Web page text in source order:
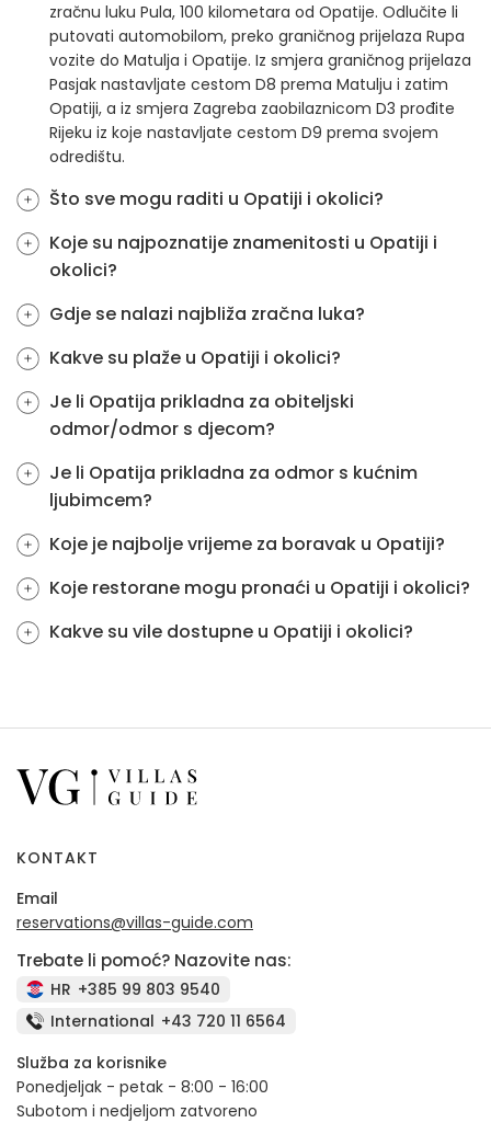
zračnu luku Pula, 100 kilometara od Opatije. Odlučite li
putovati automobilom, preko graničnog prijelaza Rupa
vozite do Matulja i Opatije. Iz smjera graničnog prijelaza
Pasjak nastavljate cestom D8 prema Matulju i zatim
Opatiji, a iz smjera Zagreba zaobilaznicom D3 prođite
Rijeku iz koje nastavljate cestom D9 prema svojem
odredištu.
Što sve mogu raditi u Opatiji i okolici?
Koje su najpoznatije znamenitosti u Opatiji i
okolici?
Gdje se nalazi najbliža zračna luka?
Kakve su plaže u Opatiji i okolici?
Je li Opatija prikladna za obiteljski
odmor/odmor s djecom?
Je li Opatija prikladna za odmor s kućnim
ljubimcem?
Koje je najbolje vrijeme za boravak u Opatiji?
Koje restorane mogu pronaći u Opatiji i okolici?
Kakve su vile dostupne u Opatiji i okolici?
KONTAKT
Email
reservations@villas-guide.com
Trebate li pomoć? Nazovite nas:
HR +385 99 803 9540
International +43 720 11 6564
Služba za korisnike
Ponedjeljak - petak - 8:00 - 16:00
Subotom i nedjeljom zatvoreno